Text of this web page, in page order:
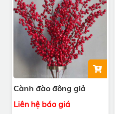
Cành đào đông giả
Liên hệ báo giá